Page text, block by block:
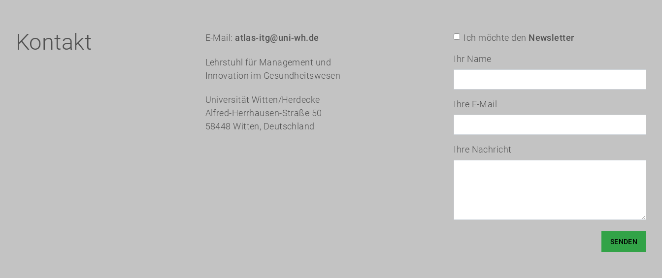
Kontakt E-Mail: atlas-itg@uni-wh.de
Lehrstuhl für Management und
Innovation im Gesundheitswesen
Universität Witten/Herdecke
Alfred-Herrhausen-Straße 50
58448 Witten, Deutschland
Ich möchte den Newsletter
Ihr Name
Ihre E-Mail
Ihre Nachricht
SENDEN